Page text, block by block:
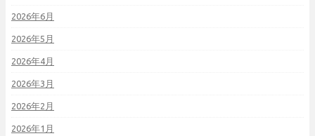
2026年6月
2026年5月
2026年4月
2026年3月
2026年2月
2026年1月